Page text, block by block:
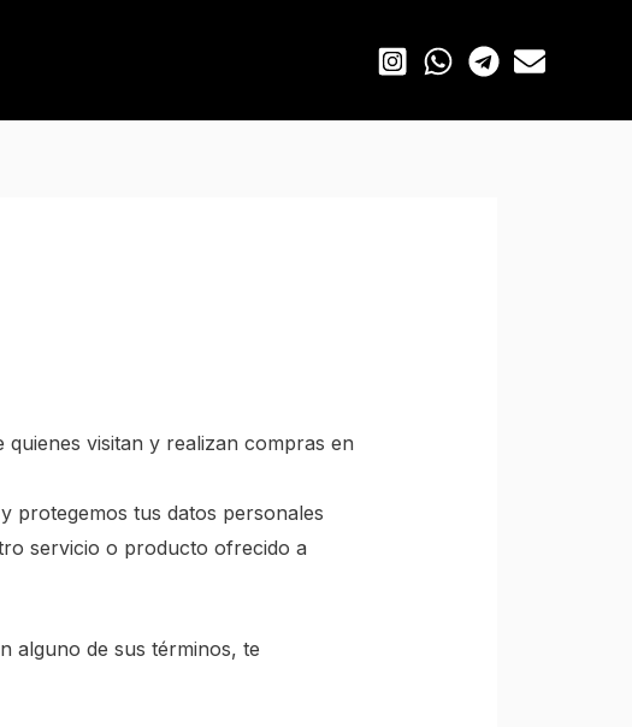
visitan y realizan compras en
protegemos tus datos personales
servicio o producto ofrecido a
alguno de sus términos, te